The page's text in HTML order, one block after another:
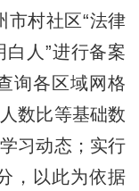
市村社区“法律
白人”进行备案
询各区域网格
数比等基础数
习动态；实行
，以此为依据